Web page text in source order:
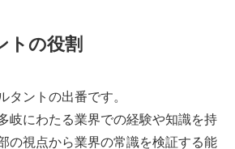
トの役割
タントの出番です。
岐にわたる業界での経験や知識を持
の視点から業界の常識を検証する能